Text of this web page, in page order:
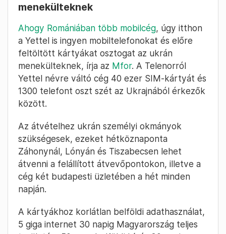
menekülteknek
Ahogy Romániában több mobilcég, úgy itthon
a Yettel is ingyen mobiltelefonokat és előre
feltöltött kártyákat osztogat az ukrán
menekülteknek, írja az Mfor. A Telenorról
Yettel névre váltó cég 40 ezer SIM-kártyát és
1300 telefont oszt szét az Ukrajnából érkezők
között.
Az átvételhez ukrán személyi okmányok
szükségesek, ezeket hétköznaponta
Záhonynál, Lónyán és Tiszabecsen lehet
átvenni a felállított átvevőpontokon, illetve a
cég két budapesti üzletében a hét minden
napján.
A kártyákhoz korlátlan belföldi adathasználat,
5 giga internet 30 napig Magyarország teljes